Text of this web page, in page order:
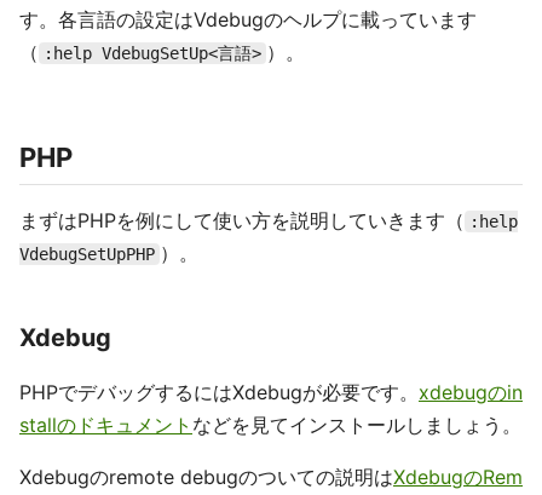
す。各言語の設定はVdebugのヘルプに載っています
（ :help VdebugSetUp<言語> ）。
PHP
まずはPHPを例にして使い方を説明していきます（ :help
VdebugSetUpPHP ）。
Xdebug
PHPでデバッグするにはXdebugが必要です。 xdebugのin
stallのドキュメント などを見てインストールしましょう。
Xdebugのremote debugのついての説明はXdebugのRem